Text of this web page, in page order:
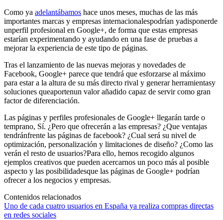
Como ya adelantábamos hace unos meses, muchas de las más
importantes marcas y empresas internacionalespodrían yadisponerde
unperfil profesional en Google+, de forma que estas empresas
estarían experimentando y ayudando en una fase de pruebas a
mejorar la experiencia de este tipo de páginas.
Tras el lanzamiento de las nuevas mejoras y novedades de
Facebook, Google+ parece que tendrá que esforzarse al máximo
para estar a la altura de su más directo rival y generar herramientasy
soluciones queaportenun valor añadido capaz de servir como gran
factor de diferenciación.
Las páginas y perfiles profesionales de Google+ llegarán tarde o
temprano, Sí. ¿Pero que ofrecerán a las empresas? ¿Que ventajas
tendránfrente las páginas de facebook? ¿Cual será su nivel de
optimización, personalización y limitaciones de diseño? ¿Como las
verán el resto de usuarios?Para ello, hemos recogido algunos
ejemplos creativos que pueden acercarnos un poco más al posible
aspecto y las posibilidadesque las páginas de Google+ podrían
ofrecer a los negocios y empresas.
Contenidos relacionados
Uno de cada cuatro usuarios en España ya realiza compras directas
en redes sociales